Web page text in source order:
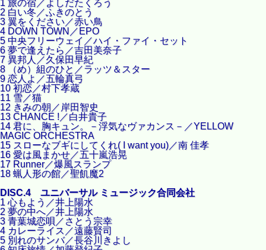
1 旅の宿／よしだたくろう
2 白い冬／ふきのとう
3 翼をください／赤い鳥
4 DOWN TOWN／EPO
5 中央フリーウェイ／ハイ・ファイ・セット
6 夢で逢えたら／吉田美奈子
7 異邦人／久保田早紀
8 （め）組のひと／ラッツ＆スター
9 恋人よ／五輪真弓
10 初恋／村下孝蔵
11 雪／猫
12 きみの朝／岸田智史
13 CHANCE !／白井貴子
14 君に、胸キュン。－浮気なヴァカンス－／YELLOW
MAGIC ORCHESTRA
15 スローなブギにしてくれ( I want you)／南 佳孝
16 愛は風まかせ／五十嵐浩晃
17 Runner／爆風スランプ
18 蝋人形の館／聖飢魔2
DISC.4 ユニバーサル ミュージック合同会社
1 心もよう／井上陽水
2 夢の中へ／井上陽水
3 青葉城恋唄／さとう宗幸
4 カレーライス／遠藤賢司
5 別れのサンバ／長谷川きよし